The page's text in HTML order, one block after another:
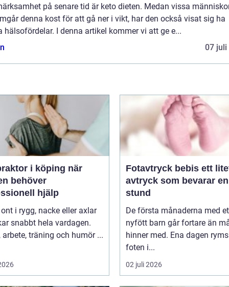
på senare tid är keto dieten. Medan vissa
denna kost för att gå ner i vikt, har den också visat sig ha
hälsofördelar. I denna artikel kommer vi att ge e...
07 juli
i köping när
behöver
hjälp
i rygg, nacke eller axlar
snabbt hela vardagen.
arbete, träning och humör ...
Fotavtryck bebis ett litet
avtryck som bevarar
stund
De första månaderna med
nyfött barn går fortare än
hinner med. Ena dagen
foten i...
02 juli 2026